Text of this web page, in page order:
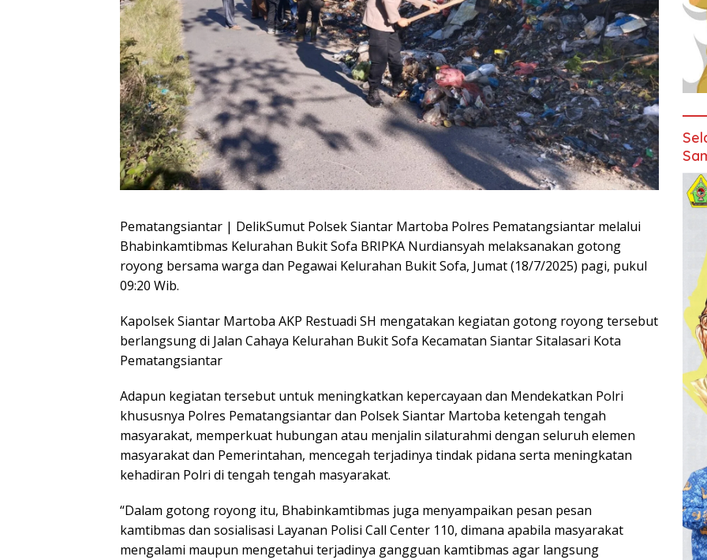
Pematangsiantar | DelikSumut Polsek Siantar Martoba Polres Pematangsiantar melalui
Bhabinkamtibmas Kelurahan Bukit Sofa BRIPKA Nurdiansyah melaksanakan gotong
royong bersama warga dan Pegawai Kelurahan Bukit Sofa, Jumat (18/7/2025) pagi, pukul
09:20 Wib.
Kapolsek Siantar Martoba AKP Restuadi SH mengatakan kegiatan gotong royong tersebut
berlangsung di Jalan Cahaya Kelurahan Bukit Sofa Kecamatan Siantar Sitalasari Kota
Pematangsiantar
Adapun kegiatan tersebut untuk meningkatkan kepercayaan dan Mendekatkan Polri
khususnya Polres Pematangsiantar dan Polsek Siantar Martoba ketengah tengah
masyarakat, memperkuat hubungan atau menjalin silaturahmi dengan seluruh elemen
masyarakat dan Pemerintahan, mencegah terjadinya tindak pidana serta meningkatan
kehadiran Polri di tengah tengah masyarakat.
“Dalam gotong royong itu, Bhabinkamtibmas juga menyampaikan pesan pesan
kamtibmas dan sosialisasi Layanan Polisi Call Center 110, dimana apabila masyarakat
mengalami maupun mengetahui terjadinya gangguan kamtibmas agar langsung